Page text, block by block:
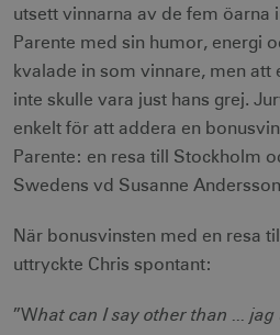
utsett vinnarna av de fem öarna
Parente med sin humor, energi
kvalade in som vinnare, men att
inte skulle vara just hans grej.
enkelt för att addera en
Parente: en resa till Stockholm
Swedens vd Susanne
När bonusvinsten med en resa
uttryckte Chris spontant:
”What can I say other than ...